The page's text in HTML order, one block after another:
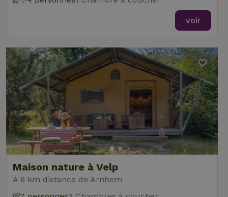
voir
Maison nature à Velp
À 6 km distance de Arnhem